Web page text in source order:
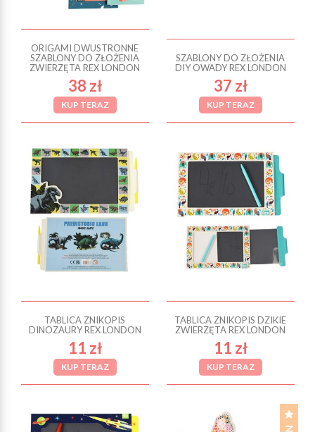
ORIGAMI DWUSTRONNE
SZABLONY DO ZŁOŻENIA
ZWIERZĘTA REX LONDON
38 zł
KUP TERAZ
SZABLONY DO ZŁOŻENIA
DIY OWADY REX LONDON
37 zł
KUP TERAZ
TABLICA ZNIKOPIS
DINOZAURY REX LONDON
11 zł
KUP TERAZ
TABLICA ZNIKOPIS DZIKIE
ZWIERZĘTA REX LONDON
11 zł
KUP TERAZ